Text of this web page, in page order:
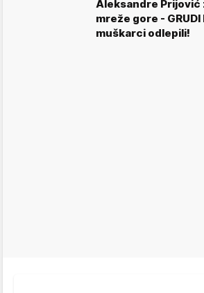
Aleksandre Prijović
mreže gore - GRUDI
muškarci odlepili!